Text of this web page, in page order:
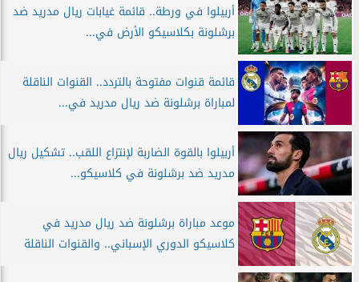
أربيلوا في ورطة.. قائمة غيابات ريال مدريد ضد
برشلونة بكلاسيكو الأرض في...
قائمة قنوات مفتوحة بالتردد.. القنوات الناقلة
لمباراة برشلونة ضد ريال مدريد في...
أربيلوا بالقوة الضاربة لإنتزاع اللقب.. تشكيل ريال
مدريد ضد برشلونة في كلاسيكو...
موعد مباراة برشلونة ضد ريال مدريد في
كلاسيكو الدوري الإسباني.. والقنوات الناقلة